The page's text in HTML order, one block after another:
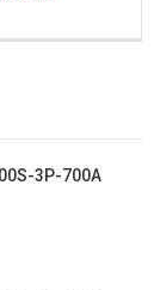
3P-700A